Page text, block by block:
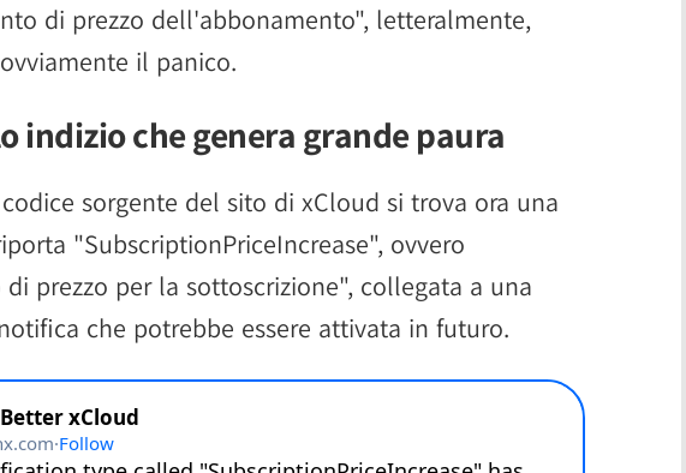
di prezzo dell'abbonamento", letteralmente,
il panico.
indizio che genera grande paura
sorgente del sito di xCloud si trova ora una
"SubscriptionPriceIncrease", ovvero
prezzo per la sottoscrizione", collegata a una
che potrebbe essere attivata in futuro.